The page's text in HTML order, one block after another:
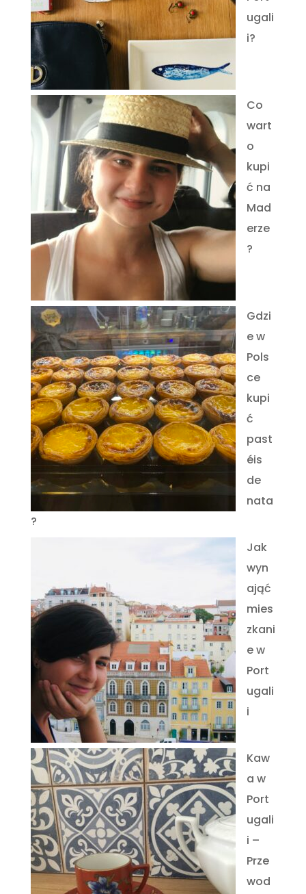
ugali
i?
Co
wart
o
kupi
ć na
Mad
erze
?
Gdzi
e w
Pols
ce
kupi
ć
past
éis
de
nata
?
Jak
wyn
ająć
mies
zkani
e w
Port
ugali
i
Kaw
a w
Port
ugali
i –
Prze
wod